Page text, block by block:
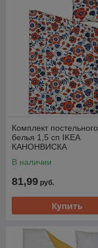
Комплект постельного
белья 1,5 сп IKEA
КАНОНВИСКА
150x200/50x60 см
В наличии
81,99 руб.
Купить